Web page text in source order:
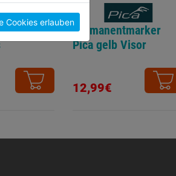
Permanentmarker
Pica gelb Visor
12,99€
Cookies erlauben